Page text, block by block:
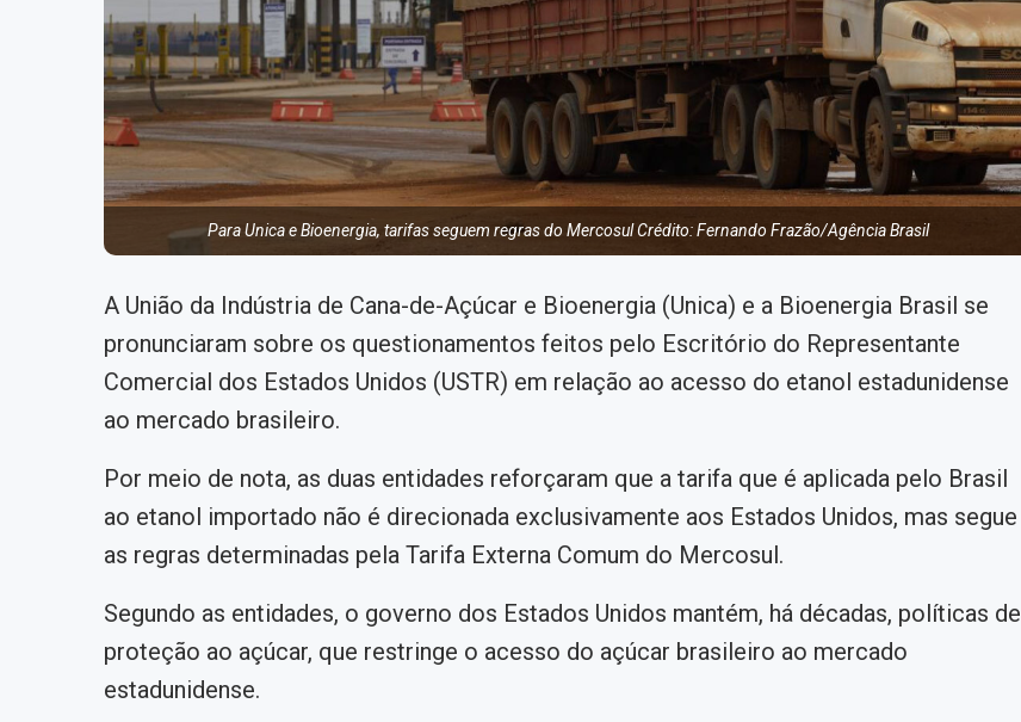
Para Unica e Bioenergia, tarifas seguem regras do Mercosul Crédito: Fernando Frazão/Agência Brasil
A União da Indústria de Cana-de-Açúcar e Bioenergia (Unica) e a Bioenergia Brasil se
pronunciaram sobre os questionamentos feitos pelo Escritório do Representante
Comercial dos Estados Unidos (USTR) em relação ao acesso do etanol estadunidense
ao mercado brasileiro.
Por meio de nota, as duas entidades reforçaram que a tarifa que é aplicada pelo Brasil
ao etanol importado não é direcionada exclusivamente aos Estados Unidos, mas segue
as regras determinadas pela Tarifa Externa Comum do Mercosul.
Segundo as entidades, o governo dos Estados Unidos mantém, há décadas, políticas de
proteção ao açúcar, que restringe o acesso do açúcar brasileiro ao mercado
estadunidense.